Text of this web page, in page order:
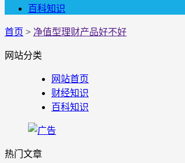
百科知识
首页 > 净值型理财产品好不好
网站分类
网站首页
财经知识
百科知识
热门文章